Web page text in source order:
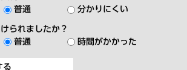
普通 分かりにくい
られましたか？
普通 時間がかかった